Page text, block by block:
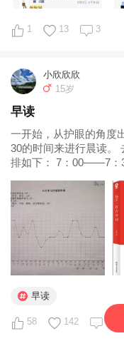
1 13 3
小欣欣欣
15岁
早读
一开始，从护眼的角度
30的时间来进行晨读。
排如下： 7：00——7：
文言文，散文三种体裁
早读
58 142